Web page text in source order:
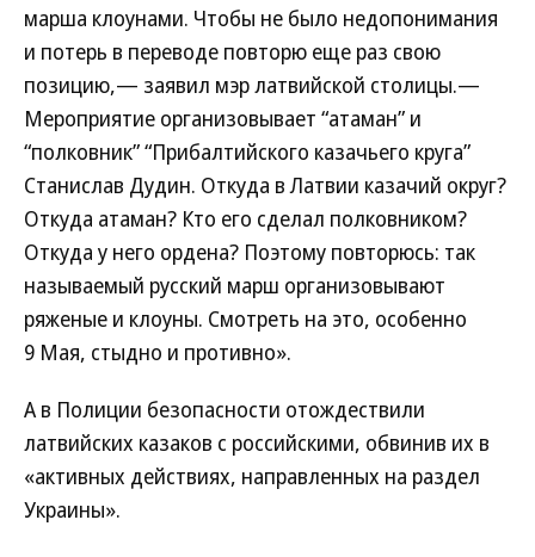
марша клоунами. Чтобы не было недопонимания
и потерь в переводе повторю еще раз свою
позицию,— заявил мэр латвийской столицы.—
Мероприятие организовывает “атаман” и
“полковник” “Прибалтийского казачьего круга”
Станислав Дудин. Откуда в Латвии казачий округ?
Откуда атаман? Кто его сделал полковником?
Откуда у него ордена? Поэтому повторюсь: так
называемый русский марш организовывают
ряженые и клоуны. Смотреть на это, особенно
9 Мая, стыдно и противно».
А в Полиции безопасности отождествили
латвийских казаков с российскими, обвинив их в
«активных действиях, направленных на раздел
Украины».